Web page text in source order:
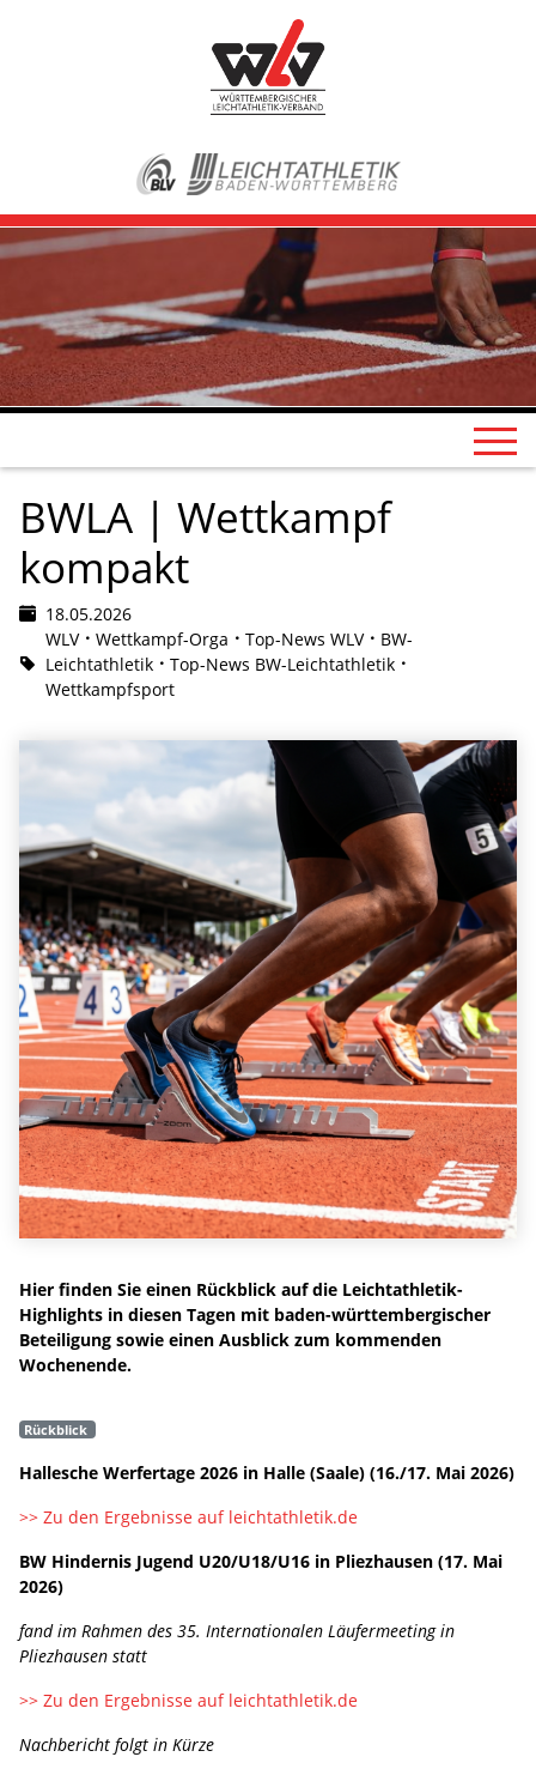
BWLA | Wettkampf
kompakt
18.05.2026
WLV
Wettkampf-Orga Top-News WLV
BW-
Leichtathletik
Top-News BW-Leichtathletik
Wettkampfsport
Hier finden Sie einen Rückblick auf die Leichtathletik-
Highlights in diesen Tagen mit baden-württembergischer
Beteiligung sowie einen Ausblick zum kommenden
Wochenende.
Rückblick
Hallesche Werfertage 2026 in Halle (Saale) (16./17. Mai 2026)
>> Zu den Ergebnisse auf leichtathletik.de
BW Hindernis Jugend U20/U18/U16 in Pliezhausen (17. Mai
2026)
fand im Rahmen des 35. Internationalen Läufermeeting in
Pliezhausen statt
>> Zu den Ergebnisse auf leichtathletik.de
Nachbericht folgt in Kürze